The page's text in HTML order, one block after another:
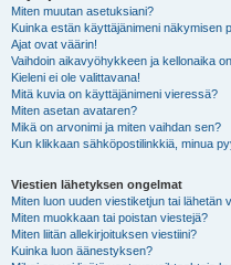
Miten muutan asetuksiani?
Kuinka estän käyttäjänimeni näkymisen
Ajat ovat väärin!
Vaihdoin aikavyöhykkeen ja kellonaika
Kieleni ei ole valittavana!
Mitä kuvia on käyttäjänimeni vieressä?
Miten asetan avataren?
Mikä on arvonimi ja miten vaihdan sen?
Kun klikkaan sähköpostilinkkiä, minua
Viestien lähetyksen ongelmat
Miten luon uuden viestiketjun tai lähetän
Miten muokkaan tai poistan viestejä?
Miten liitän allekirjoituksen viestiini?
Kuinka luon äänestyksen?